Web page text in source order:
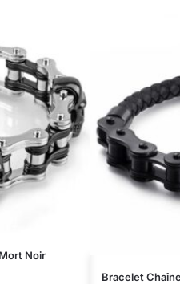
Noir
Bracelet